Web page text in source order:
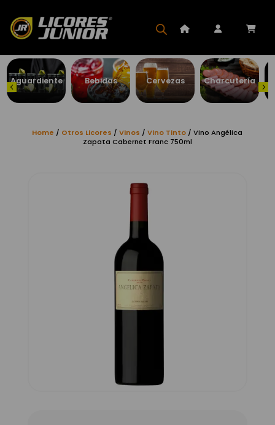
Aguardiente Bebidas Cervezas Charcutería
Home / Otros Licores /Vinos /Vino Tinto / Vino Angélica
Zapata Cabernet Franc 750ml